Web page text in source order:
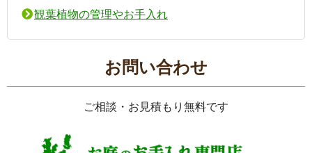
観葉植物の管理やお手入れ︎
お問い合わせ
ご相談・お見積もり無料です